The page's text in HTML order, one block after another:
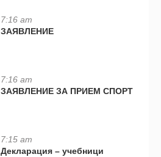
7:16 am
ЗАЯВЛЕНИЕ
7:16 am
ЗАЯВЛЕНИЕ ЗА ПРИЕМ СПОРТ
7:15 am
Декларация – учебници